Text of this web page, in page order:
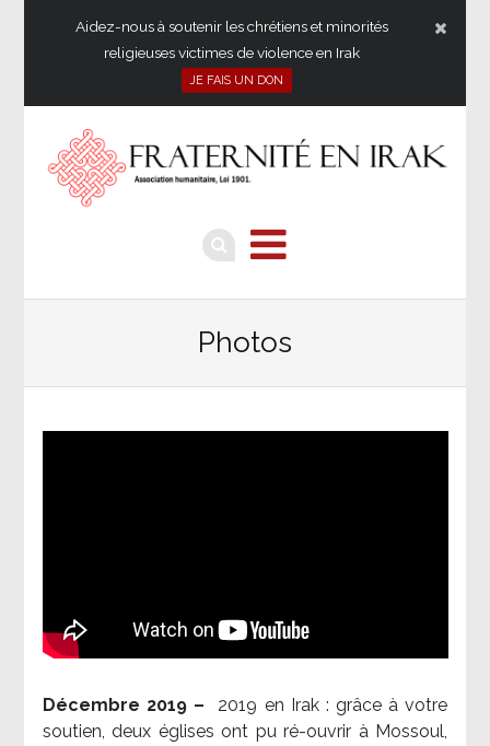
Aidez-nous à soutenir les chrétiens et minorités
religieuses victimes de violence en Irak
JE FAIS UN DON
Photos
Décembre 2019 – 2019 en Irak : grâce à votre
soutien, deux églises ont pu ré-ouvrir à Mossoul,